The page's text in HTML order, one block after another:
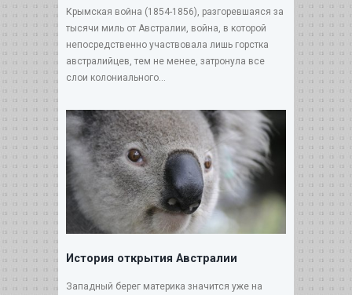
Крымская война (1854-1856), разгоревшаяся за
тысячи миль от Австралии, война, в которой
непосредственно участвовала лишь горстка
австралийцев, тем не менее, затронула все
слои колониального...
История открытия Австралии
Западный берег материка значится уже на